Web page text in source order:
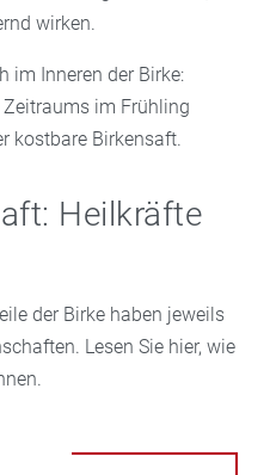
wirken.
im Inneren der Birke:
im Frühling
kostbare Birkensaft.
Heilkräfte
der Birke haben jeweils
Lesen Sie hier, wie